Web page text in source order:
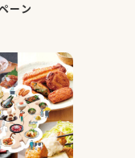
ーン